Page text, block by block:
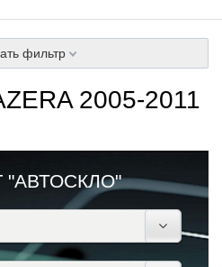
фильтр
2005-2011
"АВТОСКЛО"